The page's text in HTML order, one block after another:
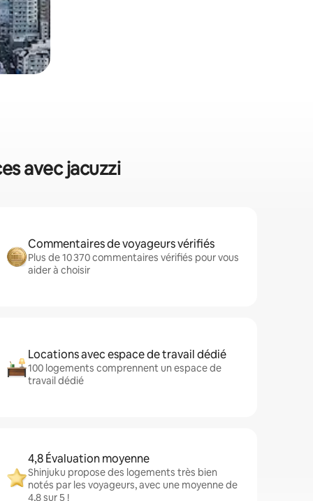
avec jacuzzi
Commentaires de voyageurs vérifiés
Plus de 10 370 commentaires vérifiés pour vous
aider à choisir
Locations avec espace de travail dédié
100 logements comprennent un espace de
travail dédié
4,8 Évaluation moyenne
Shinjuku propose des logements très bien
notés par les voyageurs, avec une moyenne de
4,8 sur 5 !